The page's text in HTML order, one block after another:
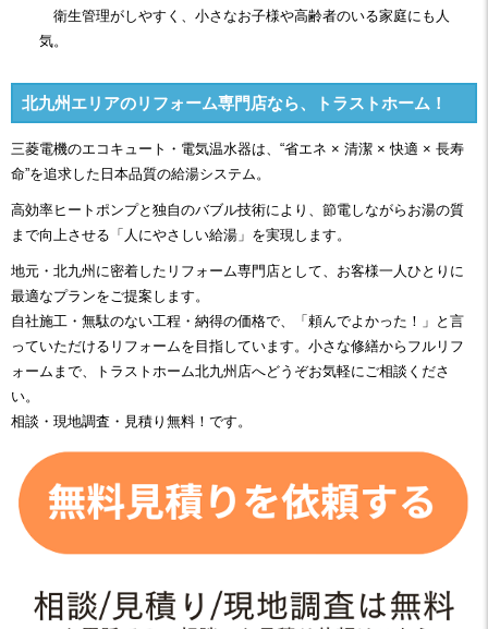
衛生管理がしやすく、小さなお子様や高齢者のいる家庭にも人
気。
北九州エリアのリフォーム専門店なら、トラストホーム！
三菱電機のエコキュート・電気温水器は、“省エネ × 清潔 × 快適 × 長寿
命”を追求した日本品質の給湯システム。
高効率ヒートポンプと独自のバブル技術により、節電しながらお湯の質
まで向上させる「人にやさしい給湯」を実現します。
地元・北九州に密着したリフォーム専門店として、お客様一人ひとりに
最適なプランをご提案します。
自社施工・無駄のない工程・納得の価格で、「頼んでよかった！」と言
っていただけるリフォームを目指しています。小さな修繕からフルリフ
ォームまで、トラストホーム北九州店へどうぞお気軽にご相談くださ
い。
相談・現地調査・見積り無料！です。